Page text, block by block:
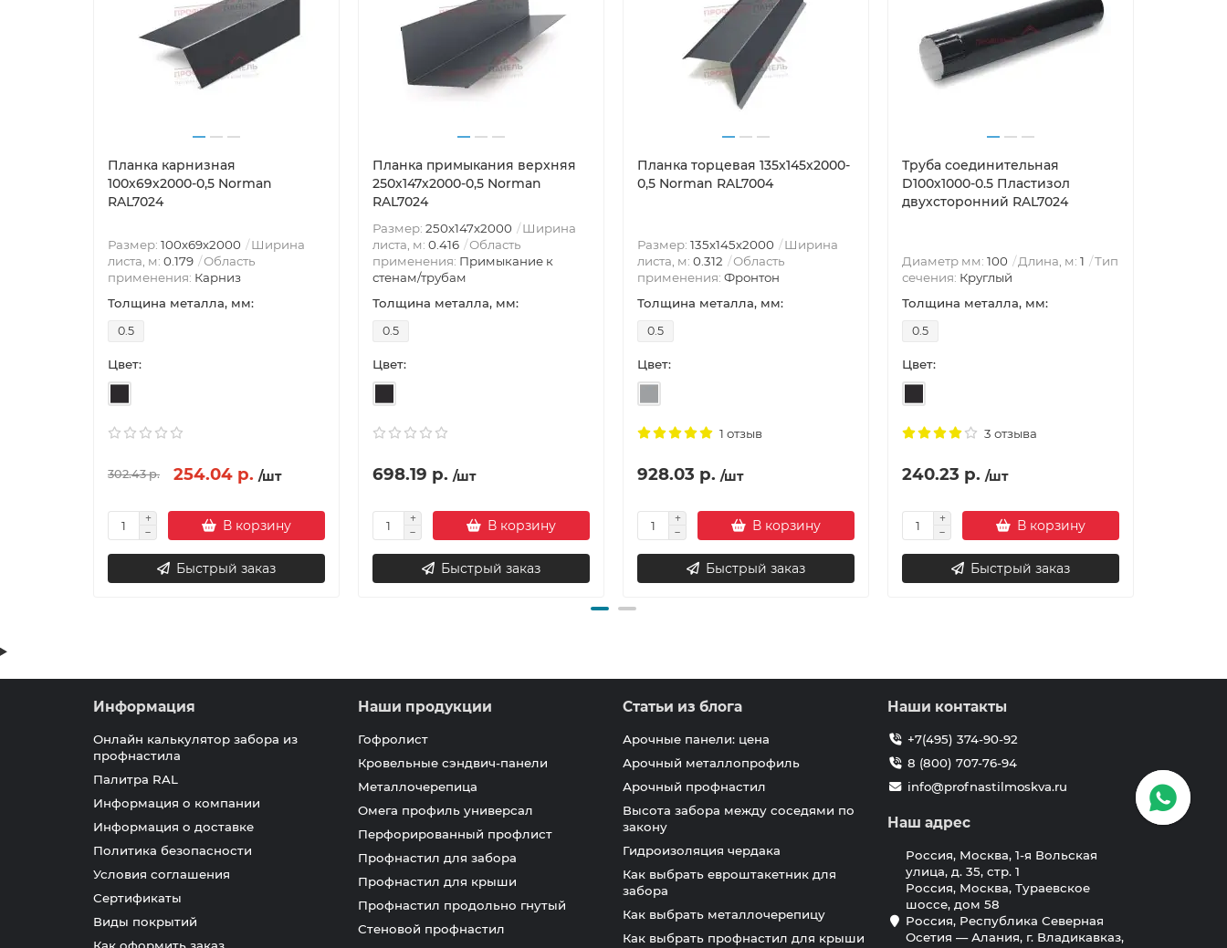
Планка карнизная
100х69х2000-0,5 Norman
RAL7024
Размер: 100х69х2000
Ширина
листа, м: 0.179
Область
применения: Карниз
Толщина металла, мм:
0.5
Цвет:
302.43 р. 254.04 р. /шт
В корзину
Быстрый заказ
Планка примыкания верхняя
250х147х2000-0,5 Norman
RAL7024
Размер: 250х147х2000
Ширина
листа, м: 0.416
Область
применения: Примыкание к
стенам/трубам
Толщина металла, мм:
0.5
Цвет:
698.19 р. /шт
В корзину
Быстрый заказ
Планка торцевая 135х145х2000-
0,5 Norman RAL7004
Размер: 135х145х2000
Ширина
листа, м: 0.312
Область
применения: Фронтон
Толщина металла, мм:
0.5
Цвет:
1 отзыв
928.03 р. /шт
В корзину
Быстрый заказ
Труба соединительная
D100х1000-0.5 Пластизол
двухсторонний RAL7024
Диаметр мм: 100 Длина, м: 1
Тип
сечения: Круглый
Толщина металла, мм:
0.5
Цвет:
3 отзыва
240.23 р. /шт
В корзину
Быстрый заказ
Информация
Онлайн калькулятор забора из
профнастила
Палитра RAL
Информация о компании
Информация о доставке
Политика безопасности
Условия соглашения
Сертификаты
Виды покрытий
Наши продукции
Гофролист
Кровельные сэндвич-панели
Металлочерепица
Омега профиль универсал
Перфорированный профлист
Профнастил для забора
Профнастил для крыши
Профнастил продольно гнутый
Стеновой профнастил
Статьи из блога
Арочные панели: цена
Арочный металлопрофиль
Арочный профнастил
Высота забора между соседями по
закону
Гидроизоляция чердака
Как выбрать евроштакетник для
забора
Как выбрать металлочерепицу
Как выбрать профнастил для крыши
Наши контакты
+7(495) 374-90-92
8 (800) 707-76-94
info@profnastilmoskva.ru
Наш адрес
Россия, Москва, 1-я Вольская
улица, д. 35, стр. 1
Россия, Москва, Тураевское
шоссе, дом 58
Россия, Республика Северная
Осетия — Алания, г. Владикавказ,